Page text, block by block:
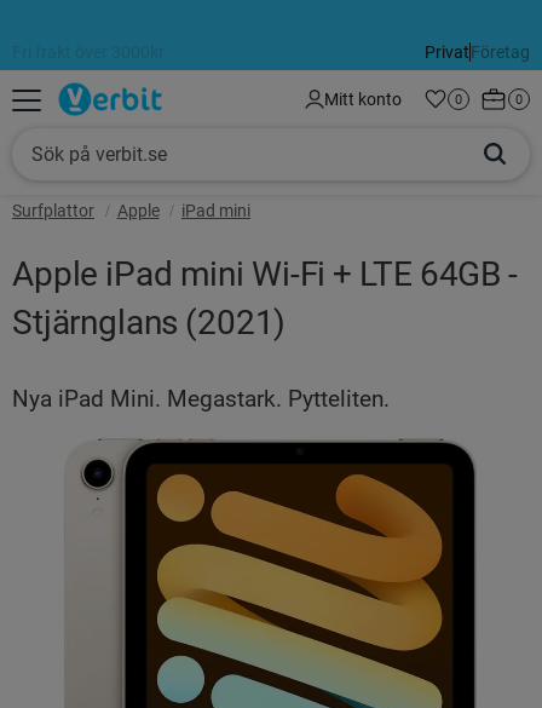
PrivatFöretag
Mitt konto Favoriter
Antal
0 0
Surfplattor Apple iPad mini
Apple iPad mini Wi-Fi + LTE 64GB -
Stjärnglans (2021)
Nya iPad Mini. Megastark. Pytteliten.